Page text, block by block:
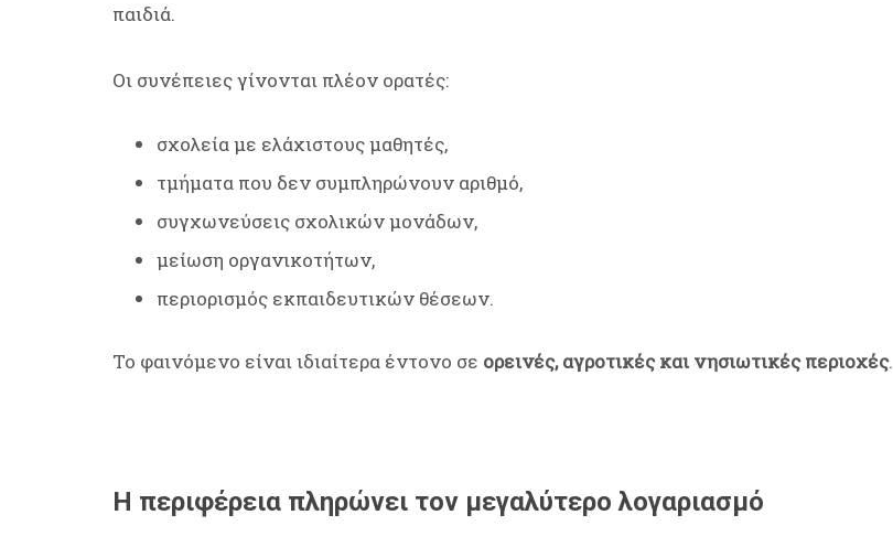
παιδιά.
Οι συνέπειες γίνονται πλέον ορατές:
σχολεία με ελάχιστους μαθητές,
τμήματα που δεν συμπληρώνουν αριθμό,
συγχωνεύσεις σχολικών μονάδων,
μείωση οργανικοτήτων,
περιορισμός εκπαιδευτικών θέσεων.
Το φαινόμενο είναι ιδιαίτερα έντονο σε ορεινές, αγροτικές και νησιωτικές περιοχές.
Η περιφέρεια πληρώνει τον μεγαλύτερο λογαριασμό